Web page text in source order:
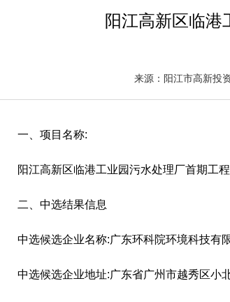
阳江高新区临港
来源：阳江市高新投
一、项目名称:
阳江高新区临港工业园污水处理厂首期工程
二、中选结果信息
中选候选企业名称:广东环科院环境科技有
中选候选企业地址:广东省广州市越秀区小